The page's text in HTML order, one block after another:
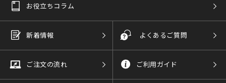
お役立ちコラム
新着情報 よくあるご質問
ご注文の流れ ご利用ガイド